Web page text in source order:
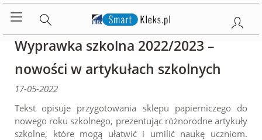
Wyprawka szkolna 2022/2023 –
nowości w artykułach szkolnych
17-05-2022
Tekst opisuje przygotowania sklepu papierniczego do
nowego roku szkolnego, prezentując różnorodne artykuły
szkolne, które mogą ułatwić i umilić naukę uczniom.